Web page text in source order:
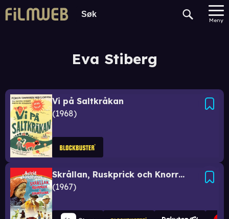
Meny
Eva Stiberg
Vi på Saltkråkan
1968
Skrållan, Ruskprick och Knorrhane
1967